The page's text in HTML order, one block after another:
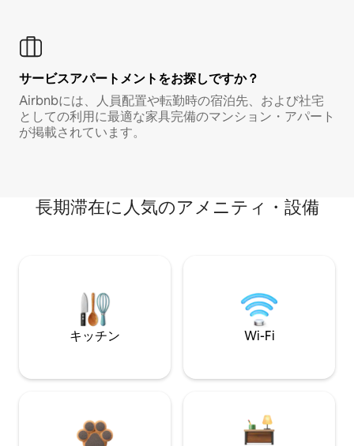
サービスアパートメントをお探しですか？
Airbnbには、人員配置や転勤時の宿泊先、および社宅
としての利用に最適な家具完備のマンション・アパート
が掲載されています。
長期滞在に人気のアメニティ・設備
キッチン Wi-Fi